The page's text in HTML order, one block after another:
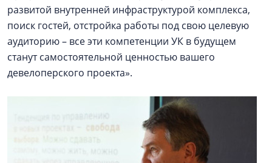
развитой внутренней инфраструктурой комплекса,
поиск гостей, отстройка работы под свою целевую
аудиторию – все эти компетенции УК в будущем
станут самостоятельной ценностью вашего
девелоперского проекта».